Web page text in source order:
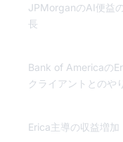
JPMorganのAI便益
長
Bank of Americaの
クライアントとのや
Erica主導の収益増加